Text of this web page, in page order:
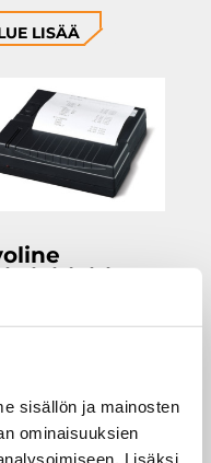
sisällön ja mainosten
ominaisuuksien
Lisäksi
LISÄÄ
LISÄÄ